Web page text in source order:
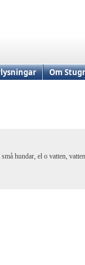
Om
hundar, el o vatten,